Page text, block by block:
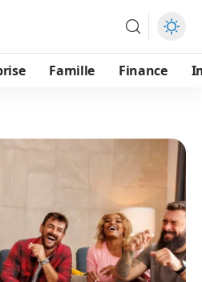
Famille Finance